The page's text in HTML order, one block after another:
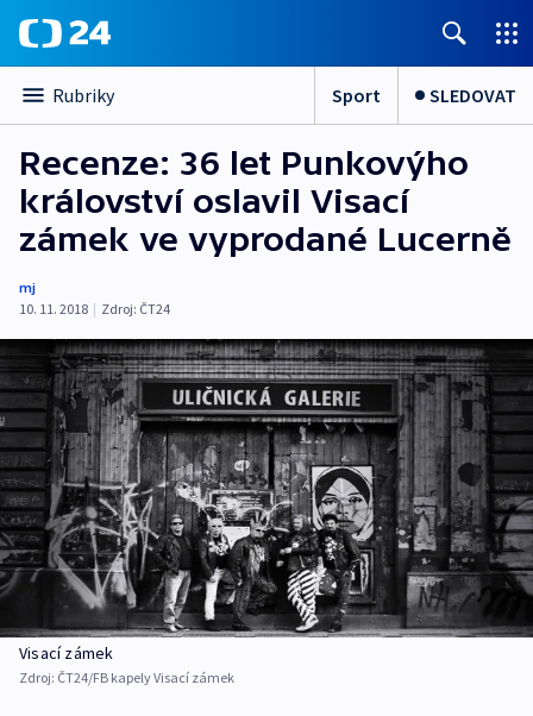
Rubriky Sport SLEDOVAT
Recenze: 36 let Punkovýho
království oslavil Visací
zámek ve vyprodané Lucerně
mj
10. 11. 2018 | Zdroj: ČT24
Visací zámek
Zdroj: ČT24/FB kapely Visací zámek